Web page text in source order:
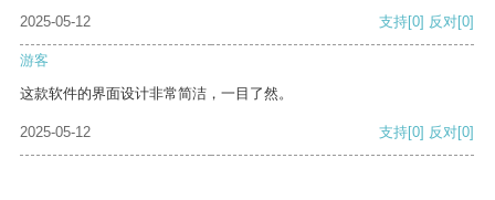
2025-05-12 支持[0] 反对[0]
游客
这款软件的界面设计非常简洁，一目了然。
2025-05-12 支持[0] 反对[0]